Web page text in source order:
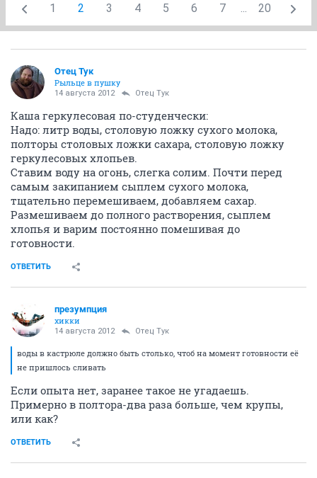
1 2 3 4 5 6 7 ... 20
Отец Тук
Рыльце в пушку
14 августа 2012 Отец Тук
Каша геркулесовая по-студенчески:
Надо: литр воды, столовую ложку сухого молока,
полторы столовых ложки сахара, столовую ложку
геркулесовых хлопьев.
Ставим воду на огонь, слегка солим. Почти перед
самым закипанием сыплем сухого молока,
тщательно перемешиваем, добавляем сахар.
Размешиваем до полного растворения, сыплем
хлопья и варим постоянно помешивая до
готовности.
ОТВЕТИТЬ
презумпция
хикки
14 августа 2012 Отец Тук
воды в кастрюле должно быть столько, чтоб на момент готовности её
не пришлось сливать
Если опыта нет, заранее такое не угадаешь.
Примерно в полтора-два раза больше, чем крупы,
или как?
ОТВЕТИТЬ